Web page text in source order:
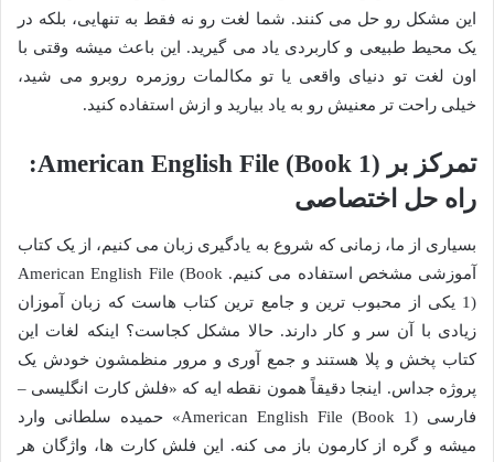
این مشکل رو حل می کنند. شما لغت رو نه فقط به تنهایی، بلکه در
یک محیط طبیعی و کاربردی یاد می گیرید. این باعث میشه وقتی با
اون لغت تو دنیای واقعی یا تو مکالمات روزمره روبرو می شید،
خیلی راحت تر معنیش رو به یاد بیارید و ازش استفاده کنید.
تمرکز بر American English File (Book 1):
راه حل اختصاصی
بسیاری از ما، زمانی که شروع به یادگیری زبان می کنیم، از یک کتاب
آموزشی مشخص استفاده می کنیم. American English File (Book
1) یکی از محبوب ترین و جامع ترین کتاب هاست که زبان آموزان
زیادی با آن سر و کار دارند. حالا مشکل کجاست؟ اینکه لغات این
کتاب پخش و پلا هستند و جمع آوری و مرور منظمشون خودش یک
پروژه جداس. اینجا دقیقاً همون نقطه ایه که «فلش کارت انگلیسی –
فارسی American English File (Book 1)» حمیده سلطانی وارد
میشه و گره از کارمون باز می کنه. این فلش کارت ها، واژگان هر